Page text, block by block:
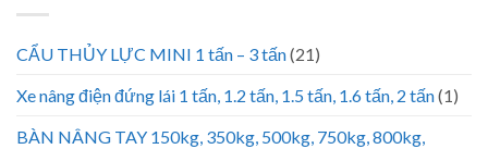
CẨU THỦY LỰC MINI 1 tấn – 3 tấn(21)
Xe nâng điện đứng lái 1 tấn, 1.2 tấn, 1.5 tấn, 1.6 tấn, 2 tấn(1)
BÀN NÂNG TAY 150kg, 350kg, 500kg, 750kg, 800kg,